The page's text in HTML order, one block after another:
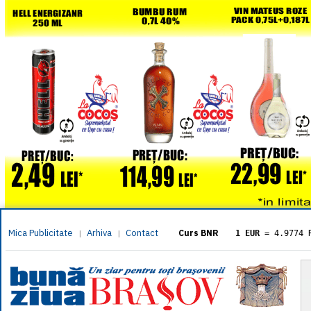
Mica Publicitate | Arhiva | Contact Curs BNR 1 EUR = 4.9774
= 5.8304
1 XAU= 464.4611
1 AED= 1.1933
1 AUD= 2.7957
1 BGN= 2.5449